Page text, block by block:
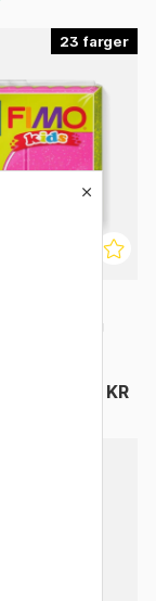
23
34 KR